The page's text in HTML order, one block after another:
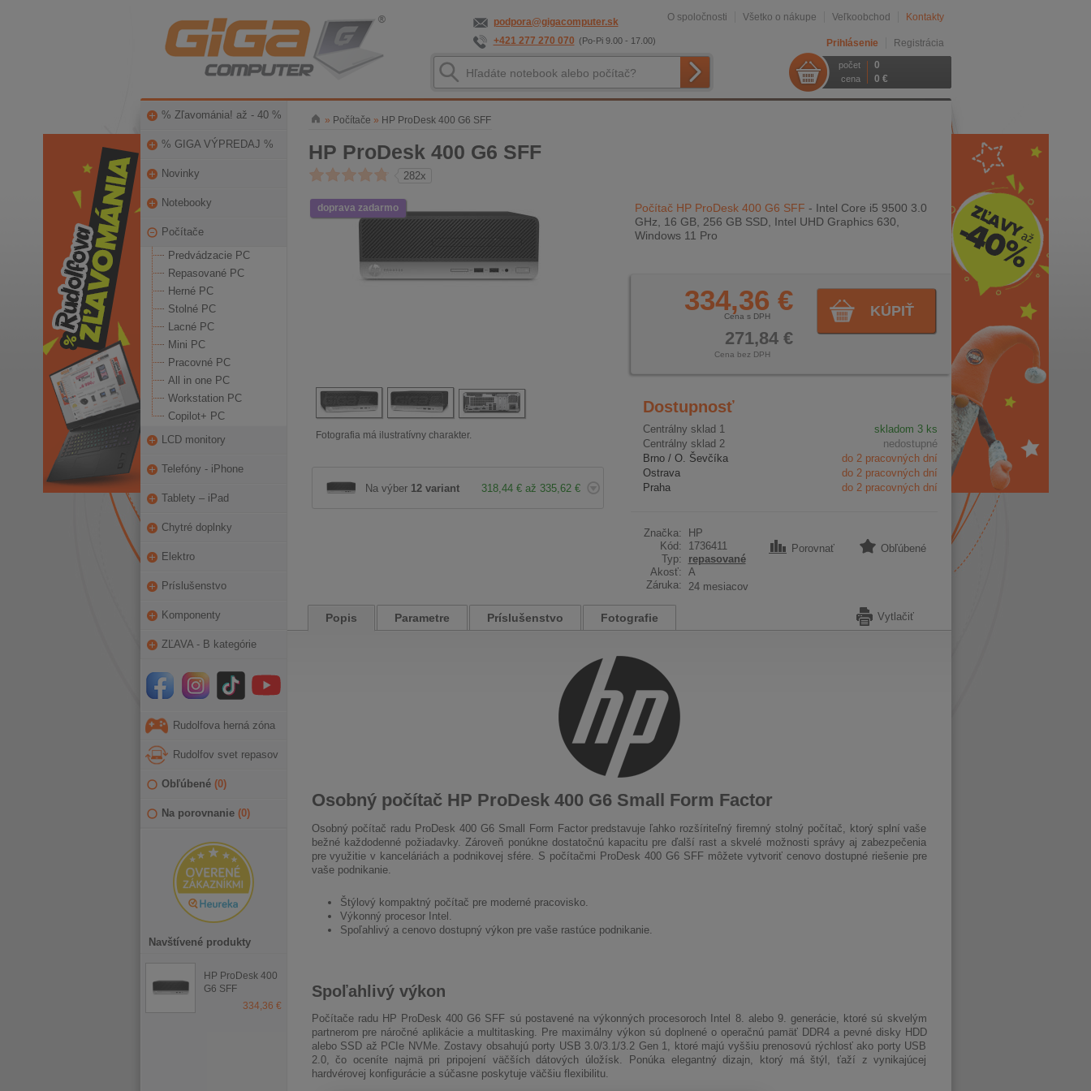
podpora@gigacomputer.sk
+421 277 270 070 (Po-Pi 9.00 - 17.00)
O spoločnosti Všetko o nákupe Veľkoobchod Kontakty
Prihlásenie Registrácia
počet 0
cena 0 €
% Zľavománia! až - 40 %
% GIGA VÝPREDAJ %
Novinky
Notebooky
Počítače
Predvádzacie PC
Repasované PC
Herné PC
Stolné PC
Lacné PC
Mini PC
Pracovné PC
All in one PC
Workstation PC
Copilot+ PC
LCD monitory
Telefóny - iPhone
Tablety – iPad
Chytré doplnky
Elektro
Príslušenstvo
Komponenty
ZĽAVA - B kategórie
Rudolfova herná zóna
Rudolfov svet repasov
Obľúbené (0)
Na porovnanie (0)
Navštívené produkty
HP ProDesk 400
G6 SFF
334,36 €
» Počítače » HP ProDesk 400 G6 SFF
HP ProDesk 400 G6 SFF
282x
Počítač HP ProDesk 400 G6 SFF - Intel Core i5 9500 3.0
GHz, 16 GB, 256 GB SSD, Intel UHD Graphics 630,
Windows 11 Pro
KÚPIŤ
334,36 €
Cena s DPH
271,84 €
Cena bez DPH
Dostupnosť
Centrálny sklad 1
skladom 3 ks
Centrálny sklad 2
nedostupné
Brno / O. Ševčíka
do 2 pracovných dní
Ostrava
do 2 pracovných dní
Praha
do 2 pracovných dní
Značka:
HP
Kód:
1736411
Typ:
repasované
Akosť: A
Záruka:
24 mesiacov
Porovnať Obľúbené
doprava zadarmo
Fotografia má ilustratívny charakter.
Na výber 12 variant 318,44 € až 335,62 €
Popis Parametre Príslušenstvo Fotografie Vytlačiť
Osobný počítač HP ProDesk 400 G6 Small Form Factor
Osobný počítač radu ProDesk 400 G6 Small Form Factor predstavuje ľahko rozšíriteľný firemný stolný počítač, ktorý splní vaše
bežné každodenné požiadavky. Zároveň ponúkne dostatočnú kapacitu pre ďalší rast a skvelé možnosti správy aj zabezpečenia
pre využitie v kanceláriách a podnikovej sfére. S počítačmi ProDesk 400 G6 SFF môžete vytvoriť cenovo dostupné riešenie pre
vaše podnikanie.
Štýlový kompaktný počítač pre moderné pracovisko.
Výkonný procesor Intel.
Spoľahlivý a cenovo dostupný výkon pre vaše rastúce podnikanie.
Spoľahlivý výkon
Počítače radu HP ProDesk 400 G6 SFF sú postavené na výkonných procesoroch Intel 8. alebo 9. generácie, ktoré sú skvelým
partnerom pre náročné aplikácie a multitasking. Pre maximálny výkon sú doplnené o operačnú pamäť DDR4 a pevné disky HDD
alebo SSD až PCIe NVMe. Zostavy obsahujú porty USB 3.0/3.1/3.2 Gen 1, ktoré majú vyššiu prenosovú rýchlosť ako porty USB
2.0, čo oceníte najmä pri pripojení väčších dátových úložísk. Ponúka elegantný dizajn, ktorý má štýl, ťaží z vynikajúcej
hardvérovej konfigurácie a súčasne poskytuje väčšiu flexibilitu.